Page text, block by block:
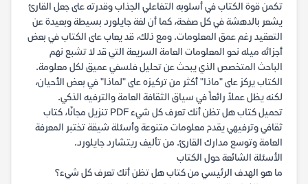
تكمن قوة الكتاب في أسلوبه التفاعلي الجذاب وقدرته على جعل القارئ
يشعر بالدهشة في كل صفحة، كما أن لغة جايلورد بسيطة وبعيدة عن
التعقيد رغم عمق المعلومات. ومع ذلك، قد يعاب على الكتاب في بعض
أجزائه ميله نحو المعلومات العامة السريعة التي قد لا تشبع نهم
الباحث المتخصص الذي يبحث عن تحليل فلسفي عميق لكل معلومة.
الكتاب يركز على "ماذا" أكثر من تركيزه على "لماذا" في بعض الأحيان،
لكنه يظل عملاً رائعاً في سياق الثقافة العامة والترفيه الذكي.
تحميل كتاب هل تظن أنك تعرف كل شيء PDF تنزيل مجانًا، كتاب
ثقافي وترفيهي يقدم معلومات متنوعة وأسئلة شيقة تختبر المعرفة
العامة وتوسع مدارك القارئ. من تأليف ريتشارد جايلورد.
الأسئلة الشائعة حول الكتاب
ما هو الهدف الرئيسي من كتاب هل تظن أنك تعرف كل شيء؟